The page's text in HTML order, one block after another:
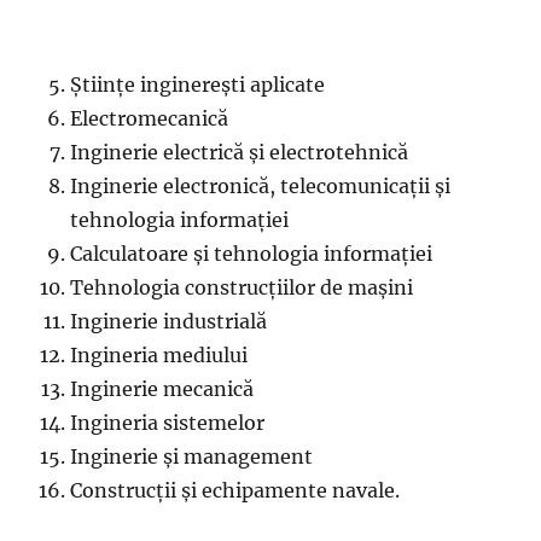
Științe inginerești aplicate
Electromecanică
Inginerie electrică și electrotehnică
Inginerie electronică, telecomunicații și
tehnologia informației
Calculatoare și tehnologia informației
Tehnologia construcțiilor de mașini
Inginerie industrială
Ingineria mediului
Inginerie mecanică
Ingineria sistemelor
Inginerie și management
Construcții și echipamente navale.